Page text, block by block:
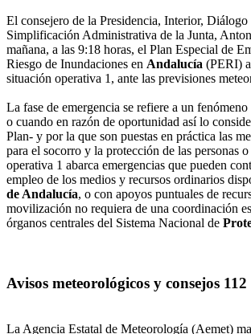
El consejero de la Presidencia, Interior,
Simplificación Administrativa de la Junta,
mañana, a las 9:18 horas, el Plan Especial de
Riesgo de Inundaciones en Andalucía (PERI)
situación operativa 1, ante las previsiones
La fase de emergencia se refiere a un
o cuando en razón de oportunidad así lo
Plan- y por la que son puestas en práctica las
para el socorro y la protección de las personas
operativa 1 abarca emergencias que pueden
empleo de los medios y recursos ordinarios
de Andalucía, o con apoyos puntuales de
movilización no requiera de una coordinación
órganos centrales del Sistema Nacional de
Avisos meteorológicos y consejos 112
La Agencia Estatal de Meteorología (Aemet)